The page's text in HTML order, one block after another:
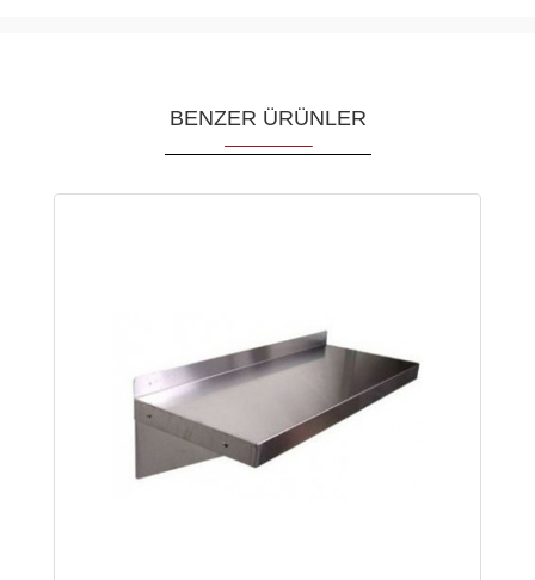
BENZER ÜRÜNLER